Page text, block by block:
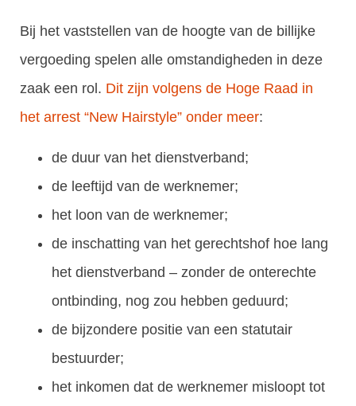
Bij het vaststellen van de hoogte van de billijke
vergoeding spelen alle omstandigheden in deze
zaak een rol. Dit zijn volgens de Hoge Raad in
het arrest “New Hairstyle” onder meer:
de duur van het dienstverband;
de leeftijd van de werknemer;
het loon van de werknemer;
de inschatting van het gerechtshof hoe lang
het dienstverband – zonder de onterechte
ontbinding, nog zou hebben geduurd;
de bijzondere positie van een statutair
bestuurder;
het inkomen dat de werknemer misloopt tot